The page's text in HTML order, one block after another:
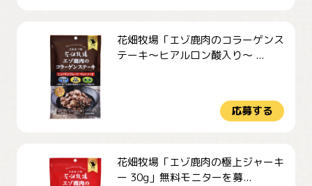
花畑牧場「エゾ鹿肉のコラーゲンス
テーキ～ヒアルロン酸入り～ ...
応募する
花畑牧場「エゾ鹿肉の極上ジャーキ
ー 30g」無料モニターを募...